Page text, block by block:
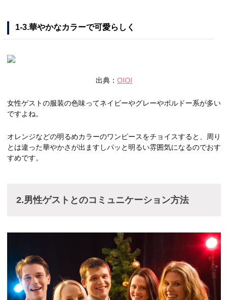
1-3.華やかなカラーで可愛らしく
出典： OIOI
女性ゲストの服装の色味ってネイビーやグレーやボルドー系が多い
ですよね。
オレンジなどの明るめカラーのワンピースをチョイスすると、周り
とは違った華やかさが出ますしパッと明るい雰囲気になるのでおす
すめです。
2.男性ゲストとのコミュニケーション方法